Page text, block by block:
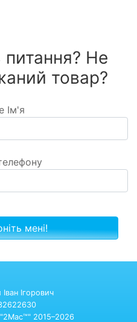
Не
товар?
Ім'я
Ігорович
2015–2026